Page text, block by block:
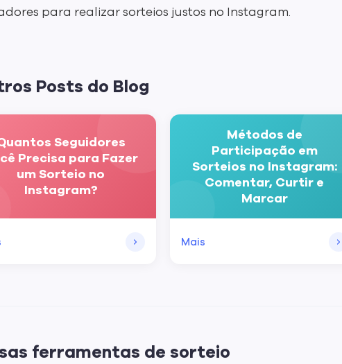
para realizar sorteios justos no Instagram.
Posts do Blog
Seguidores
Precisa para Fazer
um Sorteio no
Instagram?
Métodos de
Participação em
Sorteios no Instagram:
Comentar, Curtir e
Marcar
Mais
ferramentas de sorteio